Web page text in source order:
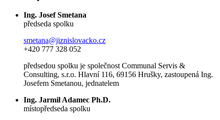
Ing. Josef Smetana
předseda spolku
smetana@jiznislovacko.cz
+420 777 328 052
předsedou spolku je společnost Communal Servis &
Consulting, s.r.o. Hlavní 116, 69156 Hrušky, zastoupená Ing.
Josefem Smetanou, jednatelem
Ing. Jarmil Adamec Ph.D.
místopředseda spolku